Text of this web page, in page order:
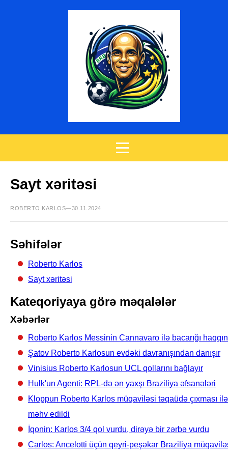
Sayt xəritəsi
ROBERTO KARLOS—30.11.2024
Səhifələr
Roberto Karlos
Sayt xəritəsi
Kateqoriyaya görə məqalələr
Xəbərlər
Roberto Karlos Messinin Cannavaro ilə bacarığı
Şatov Roberto Karlosun evdəki davranışından danışır
Vinisius Roberto Karlosun UCL qollarını bağlayır
Hulk'un Agenti: RPL-də ən yaxşı Braziliya əfsanələri
Kloppun Roberto Karlos müqaviləsi təqaüdə çıxması ilə
məhv edildi
İqonin: Karlos 3/4 qol vurdu, dirəyə bir zərbə vurdu
Carlos: Ancelotti üçün qeyri-peşəkar Braziliya